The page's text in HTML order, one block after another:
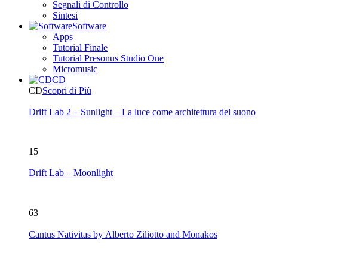
Segnali di Controllo
Sintesi
Software
Apps
Tutorial Finale
Tutorial Presonus Studio One
Micromusic
CD
CDScopri di Più
Drift Lab 2 – Sunlight – La luce come architettura del suono
15
Drift Lab – Moonlight
63
Cantus Nativitas by Alberto Ziliotto and Monakos